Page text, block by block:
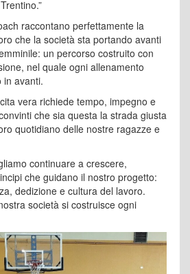
raccontano perfettamente la
che la società sta portando avanti
un percorso costruito con
nel quale ogni allenamento
in avanti.
vera richiede tempo, impegno e
che sia questa la strada giusta
quotidiano delle nostre ragazze e
continuare a crescere,
che guidano il nostro progetto:
dedizione e cultura del lavoro.
società si costruisce ogni